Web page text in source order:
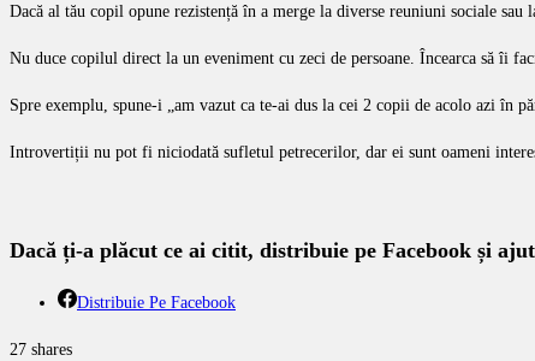
Dacă al tău copil opune rezistență în a merge la diverse reuniuni sociale sau
Nu duce copilul direct la un eveniment cu zeci de persoane. Încearca să îi
Spre exemplu, spune-i „am vazut ca te-ai dus la cei 2 copii de acolo azi în
Introvertiții nu pot fi niciodată sufletul petrecerilor, dar ei sunt oameni
Dacă ți-a plăcut ce ai citit, distribuie pe Facebook și
Distribuie Pe Facebook
27 shares